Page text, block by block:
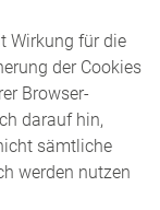
Wirkung für die
der Cookies
Browser-
darauf hin,
sämtliche
werden nutzen